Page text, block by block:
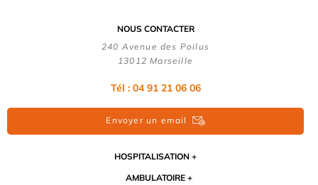
NOUS CONTACTER
240 Avenue des Poilus
13012 Marseille
Tél : 04 91 21 06 06
Envoyer un email
HOSPITALISATION
AMBULATOIRE